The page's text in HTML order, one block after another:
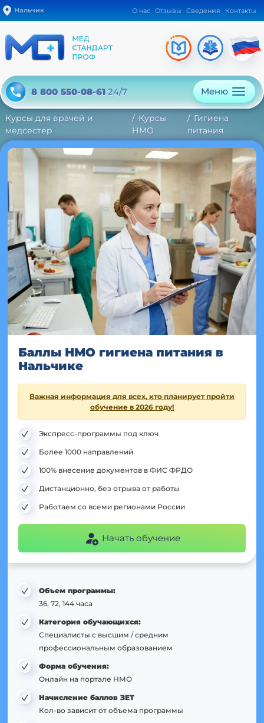
Нальчик О нас Отзывы Сведения Контакты
8 800 550-08-61 24/7 Меню
Курсы для врачей и
медсестер
Курсы
НМО
Гигиена
питания
Баллы НМО гигиена питания в
Нальчике
Важная информация для всех, кто планирует пройти
обучение в 2026 году!
Экспресс-программы под ключ
Более 1000 направлений
100% внесение документов в ФИС ФРДО
Дистанционно, без отрыва от работы
Работаем со всеми регионами России
Начать обучение
Объем программы:
36, 72, 144 часа
Категория обучающихся:
Специалисты с высшим / средним
профессиональным образованием
Форма обучения:
Онлайн на портале НМО
Начисление баллов ЗЕТ
Кол-во зависит от объема программы